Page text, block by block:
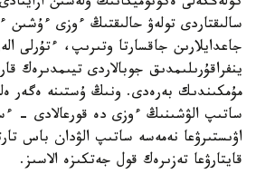
سالىقتاردى تولەۋ حالىقتىڭ ءوزى ءۇشىن
جاعدايلارىن جاقسارتا وتىرىپ، ءتۇرلى
ينفراقۇرىلىمدىق جوبالاردى تيىمدىرەك
مۇمكىندىك بەرەدى. ونىڭ ۇستىنە ەگەر
ساتىپ الۋشىنىڭ ءوزى دە قورعالادى -
اۋىستىرۋعا نەمەسە ساتىپ الۋدان باس
قايتارۋعا تەزىرەك قول جەتكىزە الاسىز.